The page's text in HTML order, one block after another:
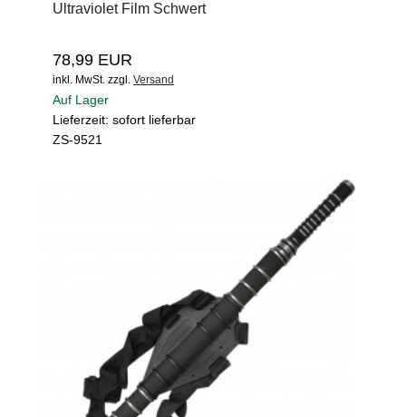
Ultraviolet Film Schwert
78,99 EUR
inkl. MwSt. zzgl. Versand
Auf Lager
Lieferzeit: sofort lieferbar
ZS-9521